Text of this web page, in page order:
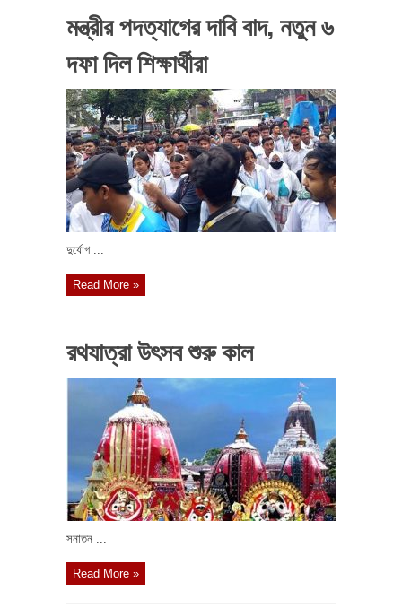
মন্ত্রীর পদত্যাগের দাবি বাদ, নতুন ৬
দফা দিল শিক্ষার্থীরা
দুর্যোগ ...
Read More »
রথযাত্রা উৎসব শুরু কাল
সনাতন ...
Read More »